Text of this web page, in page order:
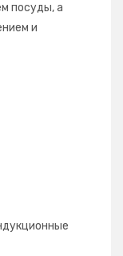
посуды, а
и